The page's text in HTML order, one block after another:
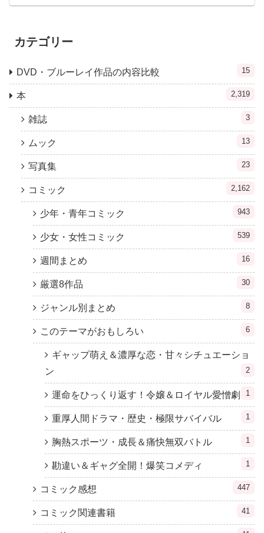
カテゴリー
DVD・ブルーレイ作品の内容比較 15
本 2,319
雑誌 3
ムック 13
写真集 23
コミック 2,162
少年・青年コミック 943
少女・女性コミック 539
週間まとめ 16
厳選8作品 30
ジャンル別まとめ 8
このテーマがおもしろい 6
ギャップ萌え＆濃厚な恋・甘々シチュエーショ
ン
2
運命をひっくり返す！令嬢＆ロイヤル愛憎劇 1
重厚人間ドラマ・歴史・極限サバイバル 1
胸熱スポーツ・成長＆痛快無双バトル 1
勘違い＆ギャグ全開！爆笑コメディ 1
コミック感想 447
コミック関連書籍 41